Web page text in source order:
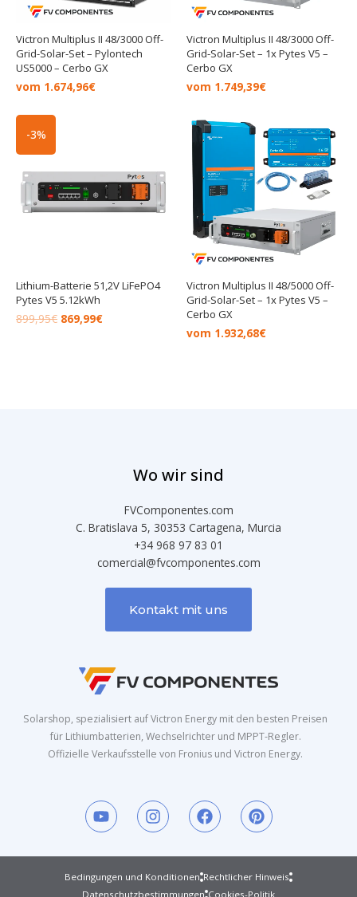
Victron Multiplus II 48/3000 Off-
Grid-Solar-Set – Pylontech
US5000 – Cerbo GX
vom 1.674,96€
Victron Multiplus II 48/3000 Off-
Grid-Solar-Set – 1x Pytes V5 –
Cerbo GX
vom 1.749,39€
-3%
Lithium-Batterie 51,2V LiFePO4
Pytes V5 5.12kWh
899,95€ 869,99€
Victron Multiplus II 48/5000 Off-
Grid-Solar-Set – 1x Pytes V5 –
Cerbo GX
vom 1.932,68€
Solarshop, spezialisiert auf Victron Energy mit den besten Preisen
für Lithiumbatterien, Wechselrichter und MPPT-Regler.
Offizielle Verkaufsstelle von Fronius und Victron Energy.
Y
o
u
t
u
b
I
n
s
t
a
g
F
a
c
e
b
o
P
i
n
t
e
r
Wo wir sind
FVComponentes.com
C. Bratislava 5, 30353 Cartagena, Murcia
+34 968 97 83 01
comercial@fvcomponentes.com
Kontakt mit uns
Bedingungen und Konditionen Rechtlicher Hinweis
Datenschutzbestimmungen Cookies-Politik